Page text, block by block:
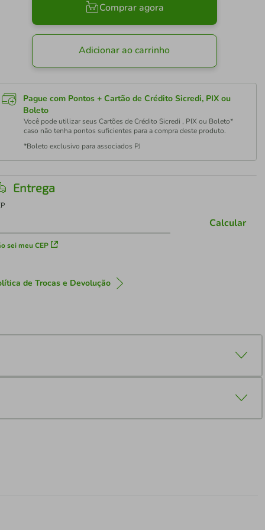
Comprar agora
Adicionar ao carrinho
Pague com Pontos + Cartão de Crédito Sicredi, PIX ou
Boleto
Você pode utilizar seus Cartões de Crédito Sicredi , PIX ou Boleto*
caso não tenha pontos suficientes para a compra deste produto.
*Boleto exclusivo para associados PJ
Entrega
sei meu CEP
Calcular
de Trocas e Devolução